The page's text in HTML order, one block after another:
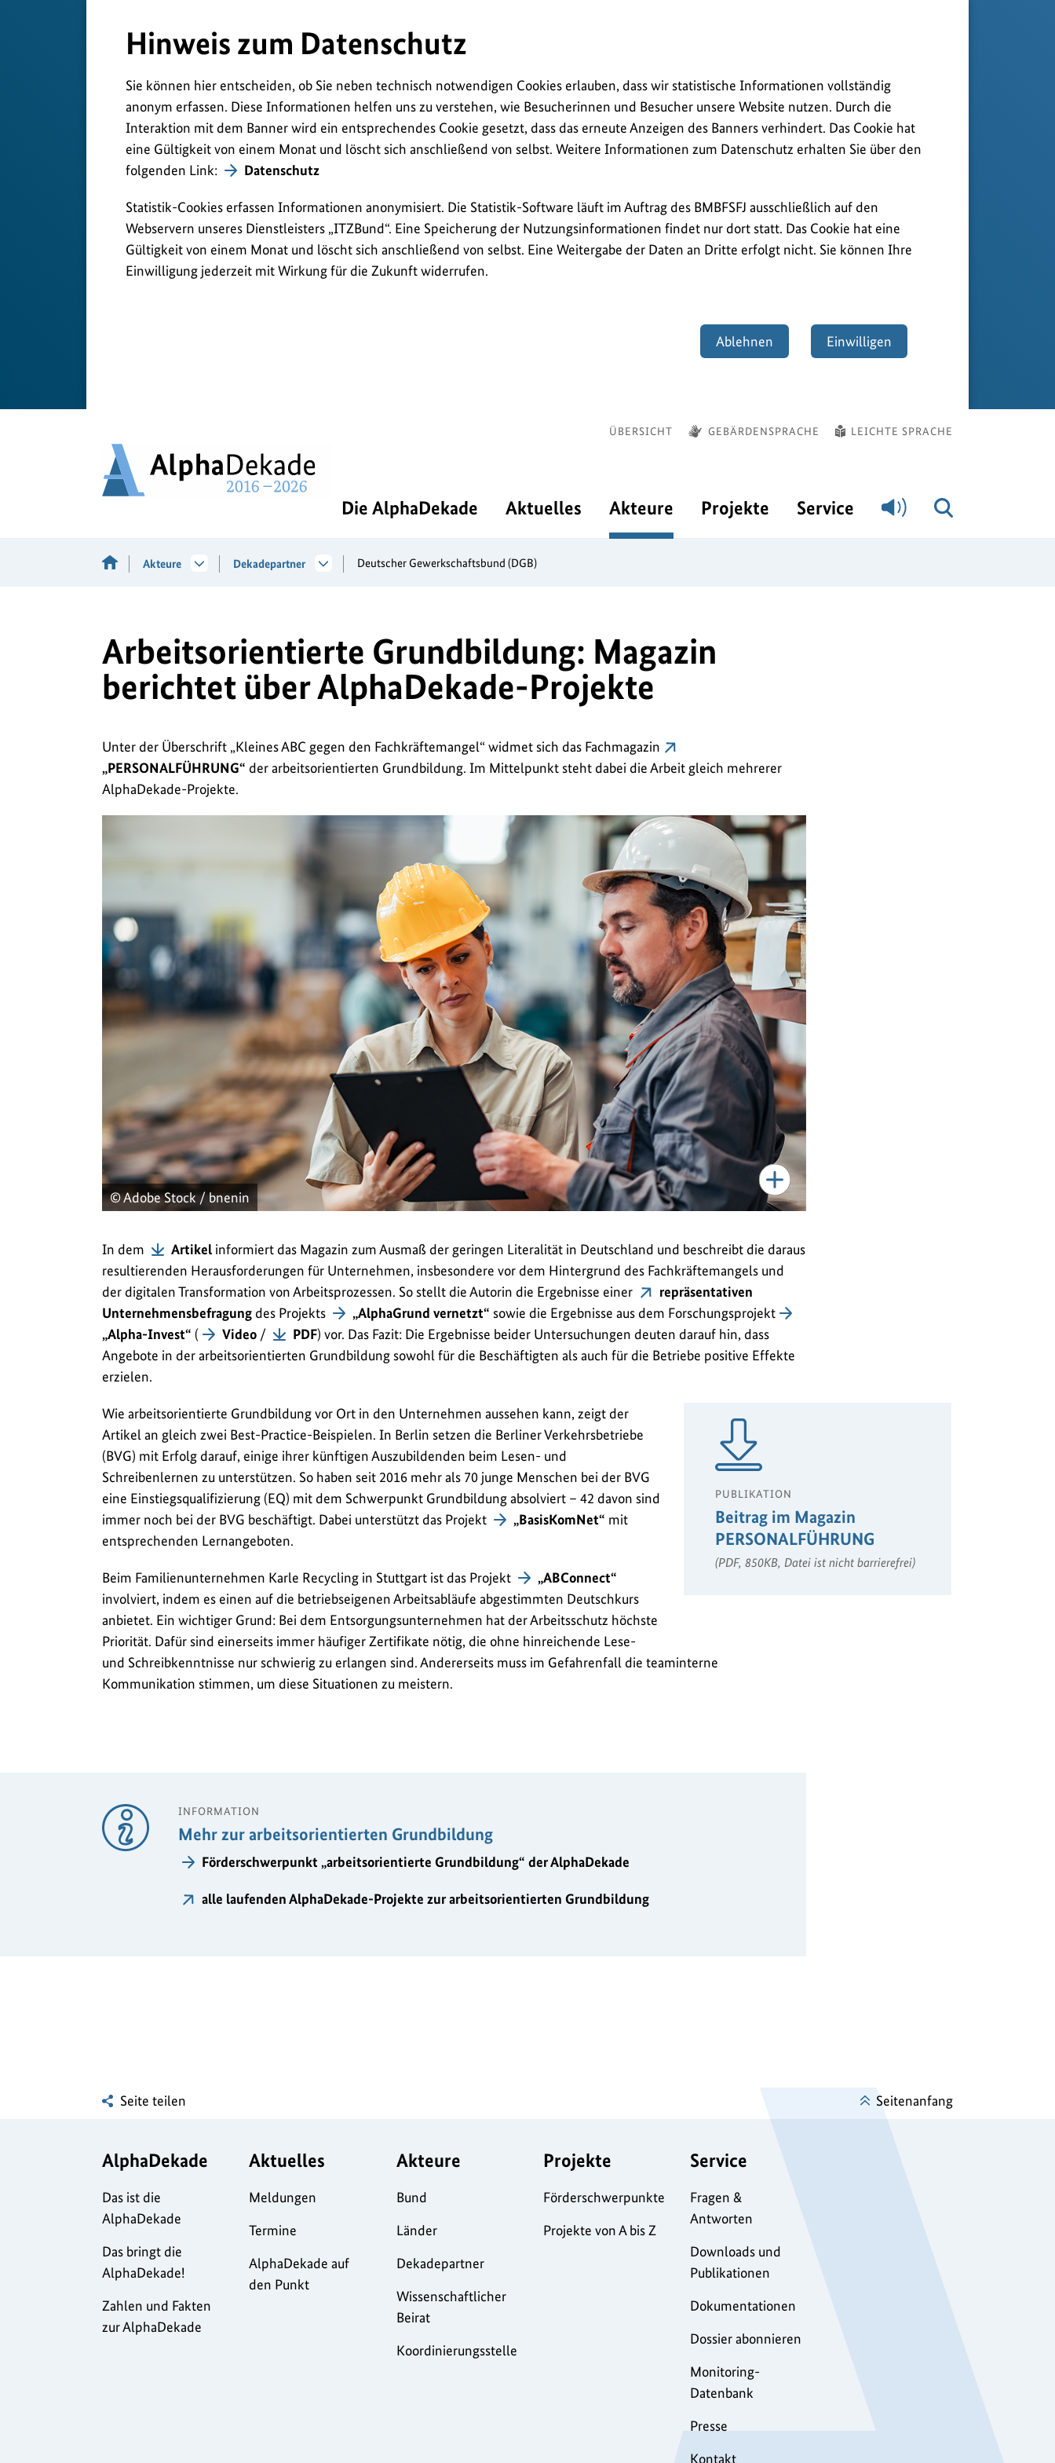
Hinweis zum Datenschutz
Sie können hier entscheiden, ob Sie neben technisch notwendigen Cookies erlauben, dass wir statistische Informationen vollständig
anonym erfassen. Diese Informationen helfen uns zu verstehen, wie Besucherinnen und Besucher unsere Website nutzen. Durch die
Interaktion mit dem Banner wird ein entsprechendes Cookie gesetzt, dass das erneute Anzeigen des Banners verhindert. Das Cookie hat
eine Gültigkeit von einem Monat und löscht sich anschließend von selbst. Weitere Informationen zum Datenschutz erhalten Sie über den
folgenden Link:
Datenschutz
Statistik-Cookies erfassen Informationen anonymisiert. Die Statistik-Software läuft im Auftrag des BMBFSFJ ausschließlich auf den
Webservern unseres Dienstleisters „ITZBund“. Eine Speicherung der Nutzungsinformationen findet nur dort statt. Das Cookie hat eine
Gültigkeit von einem Monat und löscht sich anschließend von selbst. Eine Weitergabe der Daten an Dritte erfolgt nicht. Sie können Ihre
Einwilligung jederzeit mit Wirkung für die Zukunft widerrufen.
Ablehnen Einwilligen
ÜBERSICHT GEBÄRDENSPRACHE LEICHTE SPRACHE
Die AlphaDekade Aktuelles Akteure Projekte Service
Akteure Dekadepartner Deutscher Gewerkschaftsbund (DGB)
Arbeitsorientierte Grundbildung: Magazin
berichtet über AlphaDekade-Projekte
Unter der Überschrift „Kleines ABC gegen den Fachkräftemangel“ widmet sich das Fachmagazin
„PERSONALFÜHRUNG“ der arbeitsorientierten Grundbildung. Im Mittelpunkt steht dabei die Arbeit gleich mehrerer
AlphaDekade-Projekte.
© Adobe Stock / bnenin
In dem Artikel informiert das Magazin zum Ausmaß der geringen Literalität in Deutschland und beschreibt die daraus
resultierenden Herausforderungen für Unternehmen, insbesondere vor dem Hintergrund des Fachkräftemangels und
der digitalen Transformation von Arbeitsprozessen. So stellt die Autorin die Ergebnisse einer
repräsentativen
Unternehmensbefragung des Projekts „AlphaGrund vernetzt“ sowie die Ergebnisse aus dem Forschungsprojekt
„Alpha-Invest“ ( Video / PDF) vor. Das Fazit: Die Ergebnisse beider Untersuchungen deuten darauf hin, dass
Angebote in der arbeitsorientierten Grundbildung sowohl für die Beschäftigten als auch für die Betriebe positive Effekte
erzielen.
PUBLIKATION
Beitrag im Magazin
PERSONALFÜHRUNG
(PDF, 850KB, Datei ist nicht barrierefrei)
Wie arbeitsorientierte Grundbildung vor Ort in den Unternehmen aussehen kann, zeigt der
Artikel an gleich zwei Best-Practice-Beispielen. In Berlin setzen die Berliner Verkehrsbetriebe
(BVG) mit Erfolg darauf, einige ihrer künftigen Auszubildenden beim Lesen- und
Schreibenlernen zu unterstützen. So haben seit 2016 mehr als 70 junge Menschen bei der BVG
eine Einstiegsqualifizierung (EQ) mit dem Schwerpunkt Grundbildung absolviert – 42 davon sind
immer noch bei der BVG beschäftigt. Dabei unterstützt das Projekt
„BasisKomNet“ mit
entsprechenden Lernangeboten.
Beim Familienunternehmen Karle Recycling in Stuttgart ist das Projekt
„ABConnect“
involviert, indem es einen auf die betriebseigenen Arbeitsabläufe abgestimmten Deutschkurs
anbietet. Ein wichtiger Grund: Bei dem Entsorgungsunternehmen hat der Arbeitsschutz höchste
Priorität. Dafür sind einerseits immer häufiger Zertifikate nötig, die ohne hinreichende Lese-
und Schreibkenntnisse nur schwierig zu erlangen sind. Andererseits muss im Gefahrenfall die teaminterne
Kommunikation stimmen, um diese Situationen zu meistern.
INFORMATION
Mehr zur arbeitsorientierten Grundbildung
Förderschwerpunkt „arbeitsorientierte Grundbildung“ der AlphaDekade
alle laufenden AlphaDekade-Projekte zur arbeitsorientierten Grundbildung
Seite teilen Seitenanfang
AlphaDekade
Das ist die
AlphaDekade
Das bringt die
AlphaDekade!
Zahlen und Fakten
zur AlphaDekade
Aktuelles
Meldungen
Termine
AlphaDekade auf
den Punkt
Akteure
Bund
Länder
Dekadepartner
Wissenschaftlicher
Beirat
Koordinierungsstelle
Projekte
Förderschwerpunkte
Projekte von A bis Z
Service
Fragen &
Antworten
Downloads und
Publikationen
Dokumentationen
Dossier abonnieren
Monitoring-
Datenbank
Presse
Kontakt